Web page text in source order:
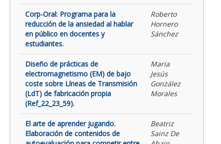
Corp-Oral: Programa para la
reducción de la ansiedad al hablar
en público en docentes y
estudiantes.
Roberto
Hornero
Sánchez
Diseño de prácticas de
electromagnetismo (EM) de bajo
coste sobre Líneas de Transmisión
(LdT) de fabricación propia
(Ref_22_23_59).
Maria
Jesús
González
Morales
El arte de aprender jugando.
Elaboración de contenidos de
Beatriz
Sainz De